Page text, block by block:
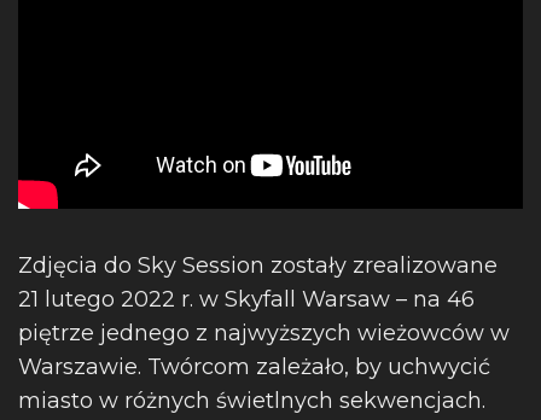
Zdjęcia do Sky Session zostały zrealizowane
21 lutego 2022 r. w Skyfall Warsaw – na 46
piętrze jednego z najwyższych wieżowców w
Warszawie. Twórcom zależało, by uchwycić
miasto w różnych świetlnych sekwencjach.